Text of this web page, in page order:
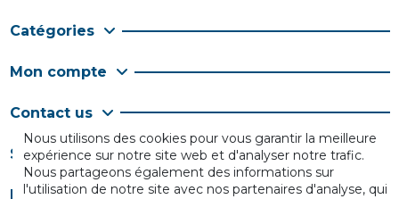
Catégories
Mon compte
Contact us
Suivez-nous
Newsletter
Nous utilisons des cookies pour vous garantir la meilleure
expérience sur notre site web et d'analyser notre trafic.
Nous partageons également des informations sur
l'utilisation de notre site avec nos partenaires d'analyse, qui